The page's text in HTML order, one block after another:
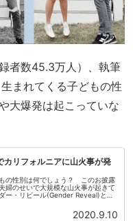
者数45.3万人）、執筆
まれてくる子どもの性
大爆発は起こっていな
カリフォルニアに山火事が発
の性別は何でしょう？ このお披露
婦のせいで大規模な山火事が起きて
ー・リビール(Gender Reveal)と呼
2020.9.10